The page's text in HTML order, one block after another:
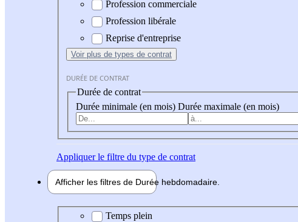
Profession commerciale
Profession libérale
Reprise d'entreprise
Voir plus de types de contrat
DURÉE DE CONTRAT
Durée de contrat
Durée minimale (en mois) Durée maximale (en mois)
Appliquerle filtre du type de contrat
Afficher les filtres de Durée hebdomadaire
Durée hebdomadaire
Temps plein